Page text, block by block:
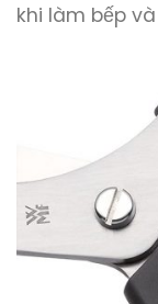
khi làm bếp